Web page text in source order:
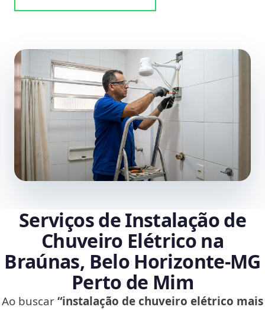
Serviços de Instalação de
Chuveiro Elétrico na
Braúnas, Belo Horizonte‑MG
Perto de Mim
Ao buscar“instalação de chuveiro elétrico mais